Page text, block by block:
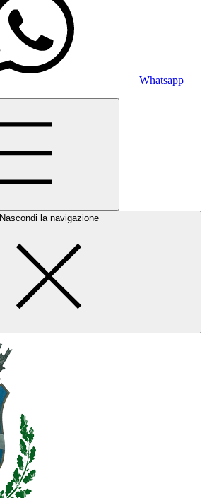
Whatsapp
Nascondi la navigazione